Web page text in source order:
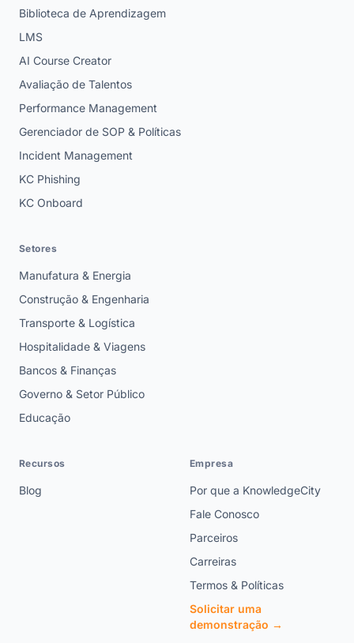
Biblioteca de Aprendizagem
LMS
AI Course Creator
Avaliação de Talentos
Performance Management
Gerenciador de SOP & Políticas
Incident Management
KC Phishing
KC Onboard
Setores
Manufatura & Energia
Construção & Engenharia
Transporte & Logística
Hospitalidade & Viagens
Bancos & Finanças
Governo & Setor Público
Educação
Recursos
Blog
Empresa
Por que a KnowledgeCity
Fale Conosco
Parceiros
Carreiras
Termos & Políticas
Solicitar uma
demonstração →